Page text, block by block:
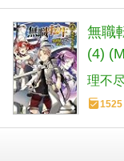
無職
(4)
理不
1525